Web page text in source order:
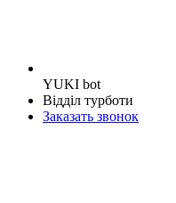
YUKI bot
Відділ турботи
Заказать звонок